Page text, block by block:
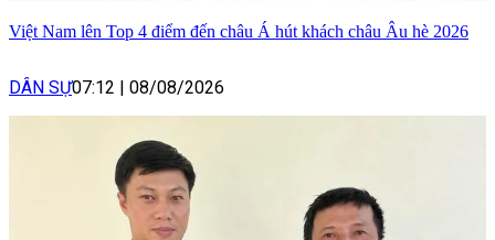
Việt Nam lên Top 4 điểm đến châu Á hút khách châu Âu hè 2026
DÂN SỰ07:12 08/08/2026